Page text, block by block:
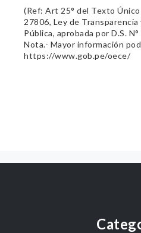
(Ref: Art 25° del Texto
27806, Ley de
Pública, aprobada por D.S.
Nota.- Mayor información
https://www.gob.pe/oece/